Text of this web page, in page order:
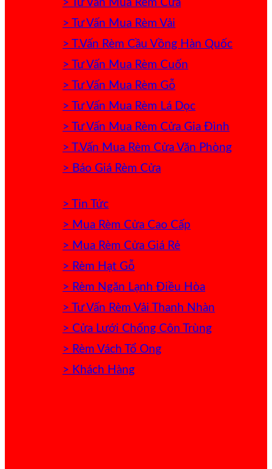
> Tư Vấn Mua Rèm Cửa
> Tư Vấn Mua Rèm Vải
> T.Vấn Rèm Cầu Vồng Hàn Quốc
> Tư Vấn Mua Rèm Cuốn
> Tư Vấn Mua Rèm Gỗ
> Tư Vấn Mua Rèm Lá Dọc
> Tư Vấn Mua Rèm Cửa Gia Đình
> T.Vấn Mua Rèm Cửa Văn Phòng
> Báo Giá Rèm Cửa
> Tin Tức
> Mua Rèm Cửa Cao Cấp
> Mua Rèm Cửa Giá Rẻ
> Rèm Hạt Gỗ
> Rèm Ngăn Lạnh Điều Hòa
> Tư Vấn Rèm Vải Thanh Nhàn
> Cửa Lưới Chống Côn Trùng
> Rèm Vách Tổ Ong
> Khách Hàng